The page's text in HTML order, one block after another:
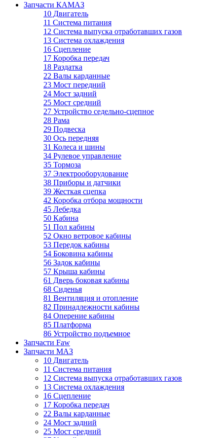
Запчасти КАМАЗ
10 Двигатель
11 Система питания
12 Система выпуска отработавших газов
13 Система охлаждения
16 Сцепление
17 Коробка передач
18 Раздатка
22 Валы карданные
23 Мост передний
24 Мост задний
25 Мост средний
27 Устройство седельно-сцепное
28 Рама
29 Подвеска
30 Ось передняя
31 Колеса и шины
34 Рулевое управление
35 Тормоза
37 Электрооборудование
38 Приборы и датчики
39 Жесткая сцепка
42 Коробка отбора мощности
45 Лебедка
50 Кабина
51 Пол кабины
52 Окно ветровое кабины
53 Передок кабины
54 Боковина кабины
56 Задок кабины
57 Крыша кабины
61 Дверь боковая кабины
68 Сиденья
81 Вентиляция и отопление
82 Принадлежности кабины
84 Оперение кабины
85 Платформа
86 Устройство подъемное
Запчасти Faw
Запчасти МАЗ
10 Двигатель
11 Система питания
12 Система выпуска отработавших газов
13 Система охлаждения
16 Сцепление
17 Коробка передач
22 Валы карданные
24 Мост задний
25 Мост средний